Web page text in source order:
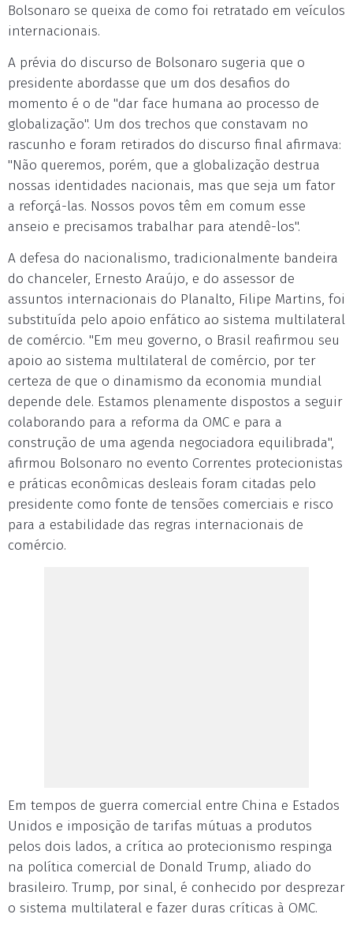
Bolsonaro se queixa de como foi retratado em veículos
internacionais.
A prévia do discurso de Bolsonaro sugeria que o
presidente abordasse que um dos desafios do
momento é o de "dar face humana ao processo de
globalização". Um dos trechos que constavam no
rascunho e foram retirados do discurso final afirmava:
"Não queremos, porém, que a globalização destrua
nossas identidades nacionais, mas que seja um fator
a reforçá-las. Nossos povos têm em comum esse
anseio e precisamos trabalhar para atendê-los".
A defesa do nacionalismo, tradicionalmente bandeira
do chanceler, Ernesto Araújo, e do assessor de
assuntos internacionais do Planalto, Filipe Martins, foi
substituída pelo apoio enfático ao sistema multilateral
de comércio. "Em meu governo, o Brasil reafirmou seu
apoio ao sistema multilateral de comércio, por ter
certeza de que o dinamismo da economia mundial
depende dele. Estamos plenamente dispostos a seguir
colaborando para a reforma da OMC e para a
construção de uma agenda negociadora equilibrada",
afirmou Bolsonaro no evento Correntes protecionistas
e práticas econômicas desleais foram citadas pelo
presidente como fonte de tensões comerciais e risco
para a estabilidade das regras internacionais de
comércio.
Em tempos de guerra comercial entre China e Estados
Unidos e imposição de tarifas mútuas a produtos
pelos dois lados, a crítica ao protecionismo respinga
na política comercial de Donald Trump, aliado do
brasileiro. Trump, por sinal, é conhecido por desprezar
o sistema multilateral e fazer duras críticas à OMC.